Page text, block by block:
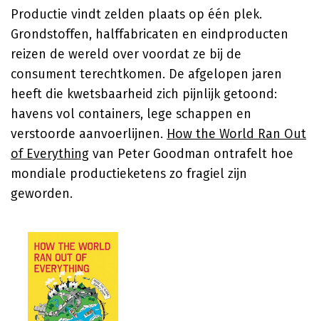
Productie vindt zelden plaats op één plek.
Grondstoffen, halffabricaten en eindproducten
reizen de wereld over voordat ze bij de
consument terechtkomen. De afgelopen jaren
heeft die kwetsbaarheid zich pijnlijk getoond:
havens vol containers, lege schappen en
verstoorde aanvoerlijnen. How the World Ran Out
of Everything van Peter Goodman ontrafelt hoe
mondiale productieketens zo fragiel zijn
geworden.